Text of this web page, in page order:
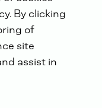
By clicking
of
site
assist in